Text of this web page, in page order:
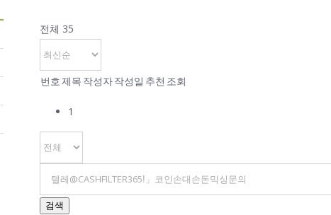
전체 35
번호제목 작성자작성일 추천 조회
1
검색